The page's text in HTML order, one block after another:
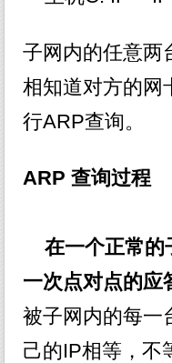
子网内的任意两
相知道对方的网
行ARP查询。
ARP 查询过程
在一个正常的
一次点对点的应
被子网内的每一
己的IP相等，不